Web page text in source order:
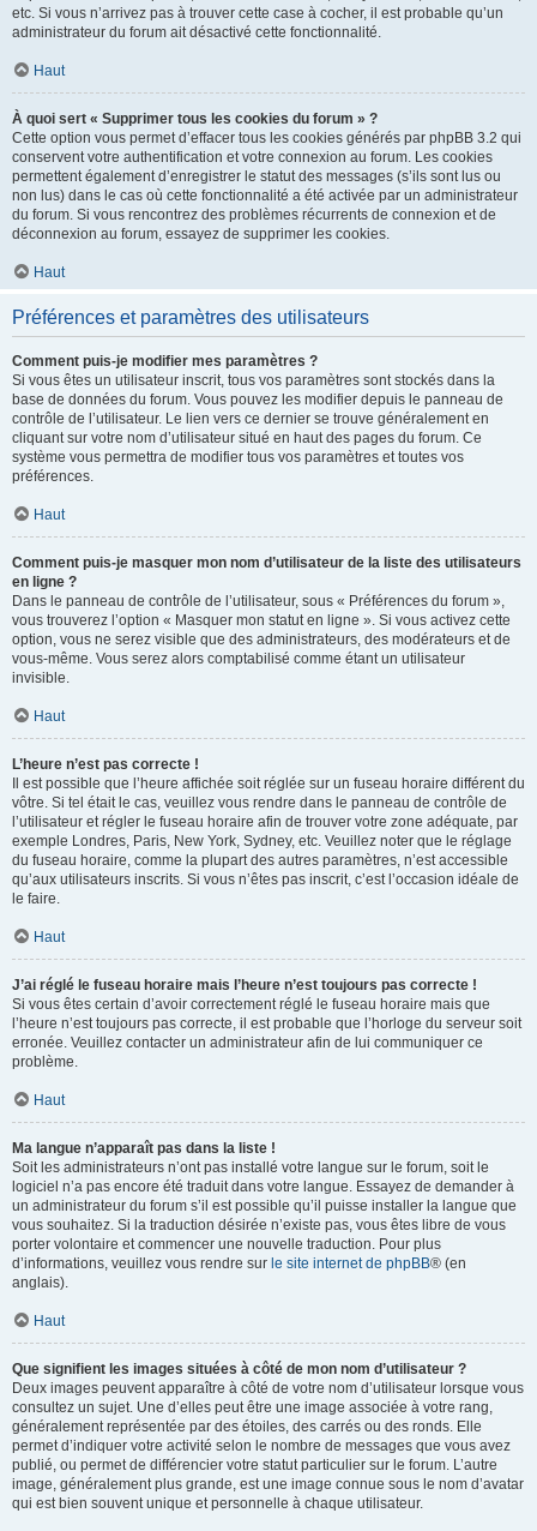
etc. Si vous n’arrivez pas à trouver cette case à cocher, il est probable qu’un
administrateur du forum ait désactivé cette fonctionnalité.
Haut
À quoi sert « Supprimer tous les cookies du forum » ?
Cette option vous permet d’effacer tous les cookies générés par phpBB 3.2 qui
conservent votre authentification et votre connexion au forum. Les cookies
permettent également d’enregistrer le statut des messages (s’ils sont lus ou
non lus) dans le cas où cette fonctionnalité a été activée par un administrateur
du forum. Si vous rencontrez des problèmes récurrents de connexion et de
déconnexion au forum, essayez de supprimer les cookies.
Haut
Préférences et paramètres des utilisateurs
Comment puis-je modifier mes paramètres ?
Si vous êtes un utilisateur inscrit, tous vos paramètres sont stockés dans la
base de données du forum. Vous pouvez les modifier depuis le panneau de
contrôle de l’utilisateur. Le lien vers ce dernier se trouve généralement en
cliquant sur votre nom d’utilisateur situé en haut des pages du forum. Ce
système vous permettra de modifier tous vos paramètres et toutes vos
préférences.
Haut
Comment puis-je masquer mon nom d’utilisateur de la liste des utilisateurs
en ligne ?
Dans le panneau de contrôle de l’utilisateur, sous « Préférences du forum »,
vous trouverez l’option « Masquer mon statut en ligne ». Si vous activez cette
option, vous ne serez visible que des administrateurs, des modérateurs et de
vous-même. Vous serez alors comptabilisé comme étant un utilisateur
invisible.
Haut
L’heure n’est pas correcte !
Il est possible que l’heure affichée soit réglée sur un fuseau horaire différent du
vôtre. Si tel était le cas, veuillez vous rendre dans le panneau de contrôle de
l’utilisateur et régler le fuseau horaire afin de trouver votre zone adéquate, par
exemple Londres, Paris, New York, Sydney, etc. Veuillez noter que le réglage
du fuseau horaire, comme la plupart des autres paramètres, n’est accessible
qu’aux utilisateurs inscrits. Si vous n’êtes pas inscrit, c’est l’occasion idéale de
le faire.
Haut
J’ai réglé le fuseau horaire mais l’heure n’est toujours pas correcte !
Si vous êtes certain d’avoir correctement réglé le fuseau horaire mais que
l’heure n’est toujours pas correcte, il est probable que l’horloge du serveur soit
erronée. Veuillez contacter un administrateur afin de lui communiquer ce
problème.
Haut
Ma langue n’apparaît pas dans la liste !
Soit les administrateurs n’ont pas installé votre langue sur le forum, soit le
logiciel n’a pas encore été traduit dans votre langue. Essayez de demander à
un administrateur du forum s’il est possible qu’il puisse installer la langue que
vous souhaitez. Si la traduction désirée n’existe pas, vous êtes libre de vous
porter volontaire et commencer une nouvelle traduction. Pour plus
d’informations, veuillez vous rendre sur le site internet de phpBB® (en
anglais).
Haut
Que signifient les images situées à côté de mon nom d’utilisateur ?
Deux images peuvent apparaître à côté de votre nom d’utilisateur lorsque vous
consultez un sujet. Une d’elles peut être une image associée à votre rang,
généralement représentée par des étoiles, des carrés ou des ronds. Elle
permet d’indiquer votre activité selon le nombre de messages que vous avez
publié, ou permet de différencier votre statut particulier sur le forum. L’autre
image, généralement plus grande, est une image connue sous le nom d’avatar
qui est bien souvent unique et personnelle à chaque utilisateur.